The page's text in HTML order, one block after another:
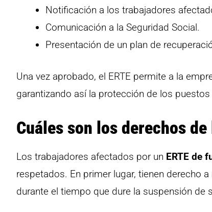
Notificación a los trabajadores
Comunicación a la Seguridad Social.
Presentación de un plan de
Una vez aprobado, el ERTE permite a la
garantizando así la protección de los
Cuáles son los derechos
Los trabajadores afectados por un ERTE de
respetados. En primer lugar, tienen derecho
durante el tiempo que dure la suspensión de